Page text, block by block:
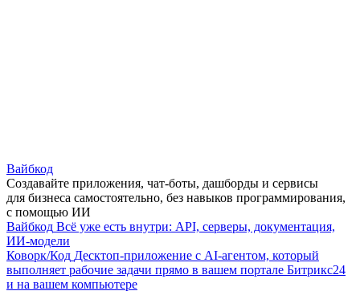
Вайбкод
Создавайте приложения, чат-боты, дашборды и сервисы
для бизнеса самостоятельно, без навыков программирования,
с помощью ИИ
Вайбкод Всё уже есть внутри: API, серверы, документация,
ИИ-модели
Коворк/Код Десктоп-приложение с AI-агентом, который
выполняет рабочие задачи прямо в вашем портале Битрикс24
и на вашем компьютере